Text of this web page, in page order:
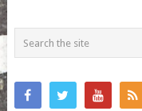
POSTS
NAVIGATION